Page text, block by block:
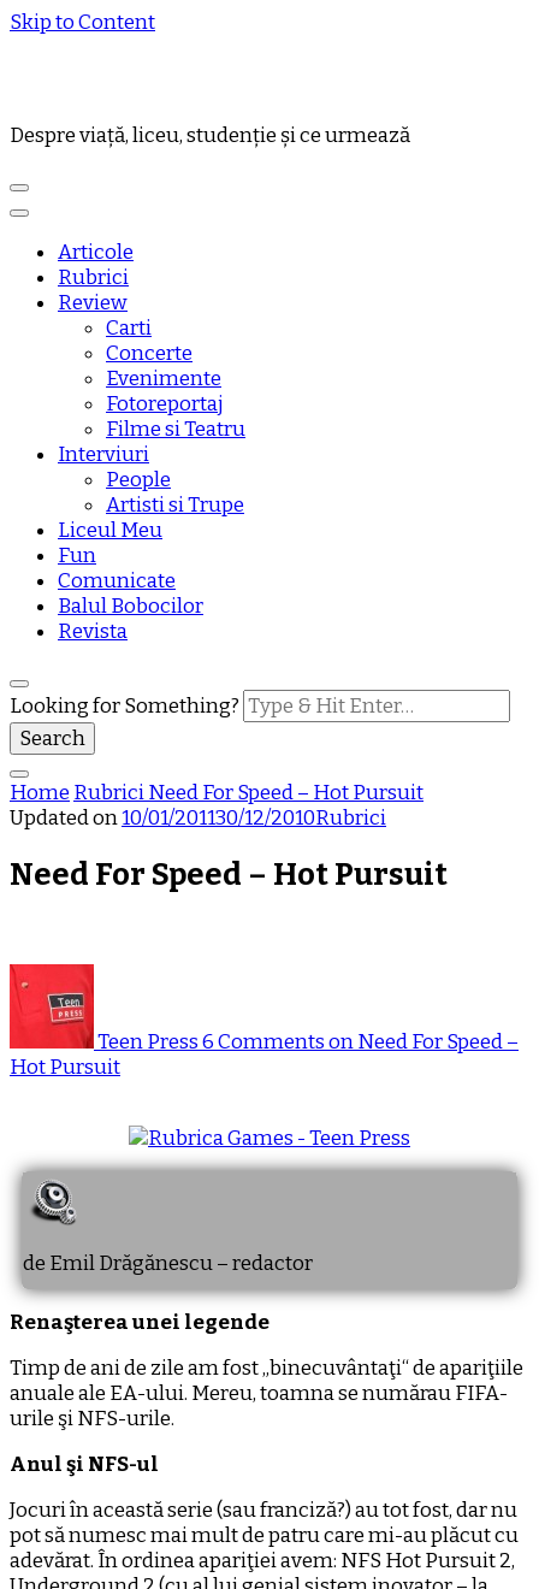
Skip to Content
Despre viață, liceu, studenție și ce urmează
Articole
Rubrici
Review
Carti
Concerte
Evenimente
Fotoreportaj
Filme si Teatru
Interviuri
People
Artisti si Trupe
Liceul Meu
Fun
Comunicate
Balul Bobocilor
Revista
Looking for Something?
Home RubriciNeed For Speed – Hot Pursuit
Updated on10/01/201130/12/2010Rubrici
Need For Speed – Hot Pursuit
Teen Press6 Commentson Need For Speed –
Hot Pursuit
de Emil Drăgănescu – redactor
Renaşterea unei legende
Timp de ani de zile am fost „binecuvântaţi“ de apariţiile
anuale ale EA-ului. Mereu, toamna se numărau FIFA-
urile şi NFS-urile.
Anul şi NFS-ul
Jocuri în această serie (sau franciză?) au tot fost, dar nu
pot să numesc mai mult de patru care mi-au plăcut cu
adevărat. În ordinea apariţiei avem: NFS Hot Pursuit 2,